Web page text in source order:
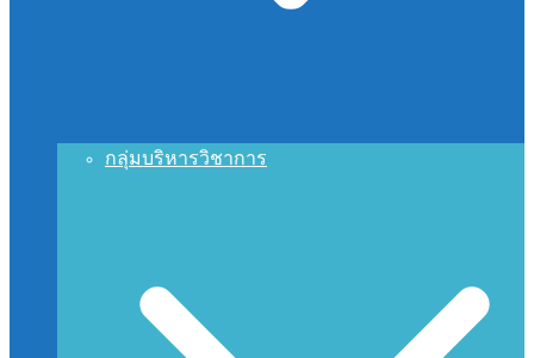
กลุ่มบริหารวิชาการ